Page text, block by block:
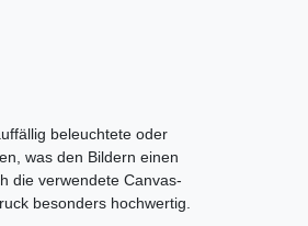
beleuchtete oder
was den Bildern einen
die verwendete Canvas-
besonders hochwertig.